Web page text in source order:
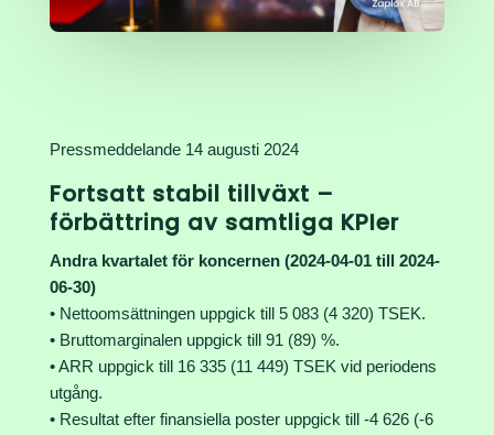
Pressmeddelande 14 augusti 2024
Fortsatt stabil tillväxt –
förbättring av samtliga KPIer
Andra kvartalet för koncernen (2024-04-01 till 2024-
06-30)
• Nettoomsättningen uppgick till 5 083 (4 320) TSEK.
• Bruttomarginalen uppgick till 91 (89) %.
• ARR uppgick till 16 335 (11 449) TSEK vid periodens
utgång.
• Resultat efter finansiella poster uppgick till -4 626 (-6